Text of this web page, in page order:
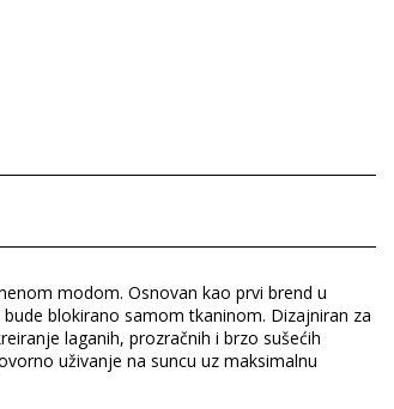
modom. Osnovan kao prvi brend u
blokirano samom tkaninom. Dizajniran za
laganih, prozračnih i brzo sušećih
uživanje na suncu uz maksimalnu